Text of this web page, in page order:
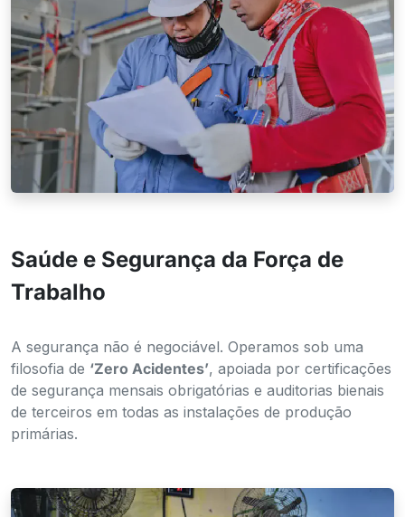
Saúde e Segurança da Força de
Trabalho
A segurança não é negociável. Operamos sob uma
filosofia de ‘Zero Acidentes’, apoiada por certificações
de segurança mensais obrigatórias e auditorias bienais
de terceiros em todas as instalações de produção
primárias.